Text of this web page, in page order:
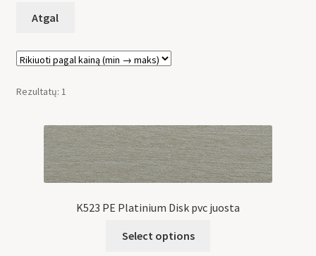
Profilis
Rezultatų: 1
K523 PE Platinium Disk pvc juosta
Select options